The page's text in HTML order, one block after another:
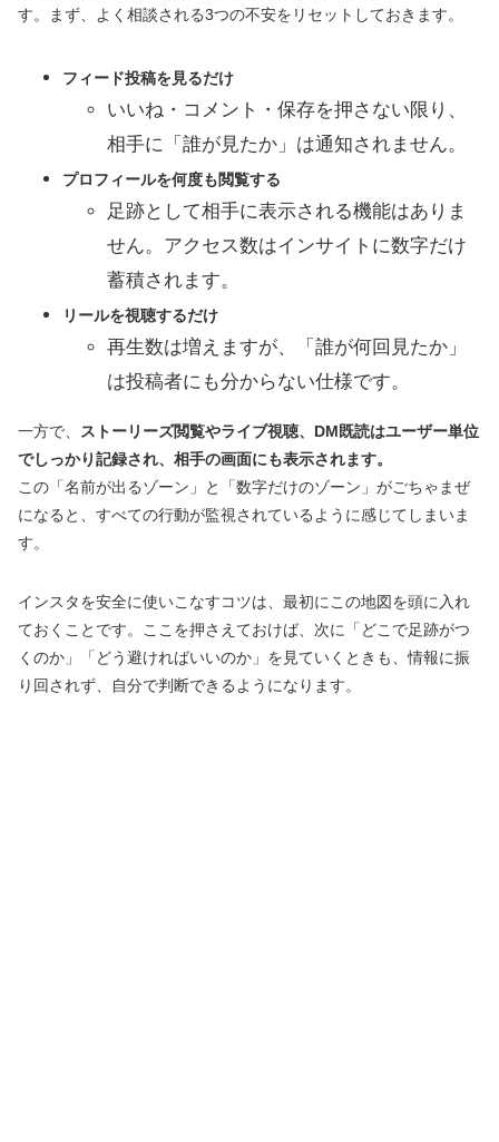
す。まず、よく相談される3つの不安をリセットしておきます。
フィード投稿を見るだけ
いいね・コメント・保存を押さない限り、
相手に「誰が見たか」は通知されません。
プロフィールを何度も閲覧する
足跡として相手に表示される機能はありま
せん。アクセス数はインサイトに数字だけ
蓄積されます。
リールを視聴するだけ
再生数は増えますが、「誰が何回見たか」
は投稿者にも分からない仕様です。
一方で、
ストーリーズ閲覧やライブ視聴、DM既読はユーザー単位
でしっかり記録され、相手の画面にも表示されます。
この「名前が出るゾーン」と「数字だけのゾーン」がごちゃまぜ
になると、すべての行動が監視されているように感じてしまいま
す。
インスタを安全に使いこなすコツは、最初にこの地図を頭に入れ
ておくことです。ここを押さえておけば、次に「どこで足跡がつ
くのか」「どう避ければいいのか」を見ていくときも、情報に振
り回されず、自分で判断できるようになります。